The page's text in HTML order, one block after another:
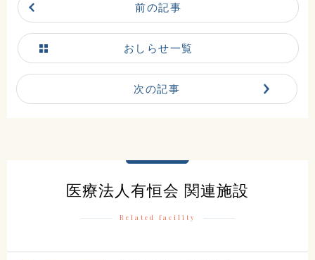
こだまホスピタル
〒986-0873
宮城県石巻市山下町2丁目5番
前の記事
おしらせ一覧
次の記事
医療法人有恒会 関連施設
Related facility